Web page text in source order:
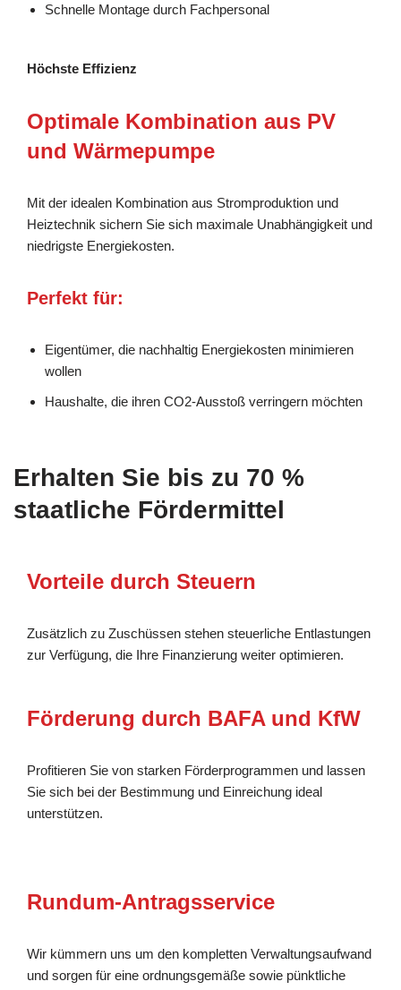
Schnelle Montage durch Fachpersonal
Höchste Effizienz
Optimale Kombination aus PV
und Wärmepumpe
Mit der idealen Kombination aus Stromproduktion und
Heiztechnik sichern Sie sich maximale Unabhängigkeit und
niedrigste Energiekosten.
Perfekt für:
Eigentümer, die nachhaltig Energiekosten minimieren
wollen
Haushalte, die ihren CO2-Ausstoß verringern möchten
Erhalten Sie bis zu 70 %
staatliche Fördermittel
Vorteile durch Steuern
Zusätzlich zu Zuschüssen stehen steuerliche Entlastungen
zur Verfügung, die Ihre Finanzierung weiter optimieren.
Förderung durch BAFA und KfW
Profitieren Sie von starken Förderprogrammen und lassen
Sie sich bei der Bestimmung und Einreichung ideal
unterstützen.
Rundum-Antragsservice
Wir kümmern uns um den kompletten Verwaltungsaufwand
und sorgen für eine ordnungsgemäße sowie pünktliche